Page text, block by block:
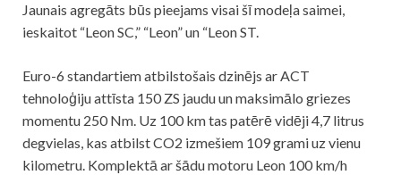
Jaunais agregāts būs pieejams visai šī modeļa saimei,
ieskaitot “Leon SC,” “Leon” un “Leon ST.
Euro-6 standartiem atbilstošais dzinējs ar ACT
tehnoloģiju attīsta 150 ZS jaudu un maksimālo griezes
momentu 250 Nm. Uz 100 km tas patērē vidēji 4,7 litrus
degvielas, kas atbilst CO2 izmešiem 109 grami uz vienu
kilometru. Komplektā ar šādu motoru Leon 100 km/h